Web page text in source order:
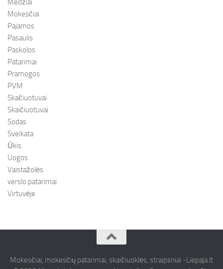
Medžiai
Mokesčiai
Pajamos
Pasaulis
Paskolos
Patarimai
Pramogos
PVM
Skačiuotuvai
Skaičiuotuvai
Sodas
Sveikata
Ūkis
Uogos
Vaistažolės
verslo patarimai
Virtuvėje
Mokesčiai, mokesčių patarimai, skaičiuoklės, straipsniai -Liepaja.lt